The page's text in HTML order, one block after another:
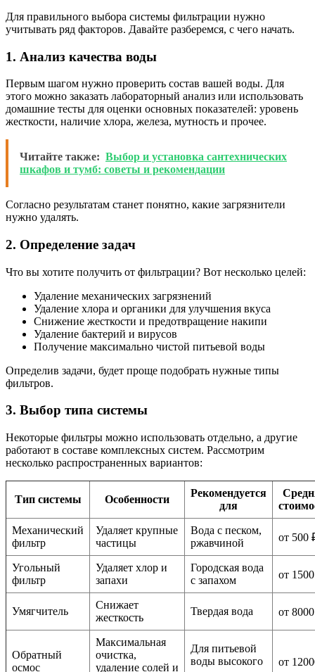
Для правильного выбора системы фильтрации нужно
учитывать ряд факторов. Давайте разберемся, с чего начать.
1. Анализ качества воды
Первым шагом нужно проверить состав вашей воды. Для
этого можно заказать лабораторный анализ или использовать
домашние тесты для оценки основных показателей: уровень
жесткости, наличие хлора, железа, мутность и прочее.
Читайте также: Выбор и установка сантехнических
шкафов и тумб: советы и рекомендации
Согласно результатам станет понятно, какие загрязнители
нужно удалять.
2. Определение задач
Что вы хотите получить от фильтрации? Вот несколько целей:
Удаление механических загрязнений
Удаление хлора и органики для улучшения вкуса
Снижение жесткости и предотвращение накипи
Удаление бактерий и вирусов
Получение максимально чистой питьевой воды
Определив задачи, будет проще подобрать нужные типы
фильтров.
3. Выбор типа системы
Некоторые фильтры можно использовать отдельно, а другие
работают в составе комплексных систем. Рассмотрим
несколько распространенных вариантов:
Тип системы Особенности
Рекомендуется
для
Механический
фильтр
Удаляет крупные
частицы
Вода с песком,
ржавчиной
от 500
Угольный
фильтр
Удаляет хлор и
запахи
Городская вода
с запахом
от
Умягчитель
Снижает
жесткость
Твердая вода от
Обратный
осмос
Максимальная
очистка,
удаление солей и
Для питьевой
воды высокого
от